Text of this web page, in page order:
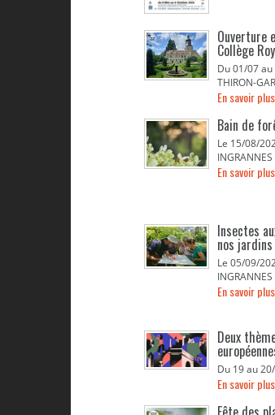
Ouverture
Collège
Du 01/07
THIRON-
En savoir
Bain de
Le 15/08/
En savoir
Insectes
nos jardins
Le 05/09/
En savoir
Deux
Du 19 au
En savoir